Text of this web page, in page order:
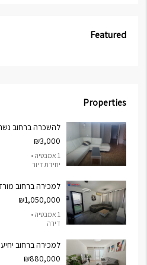
Featured
Properties
להשכרה ברחוב נשר
₪3,000
1 אמבטיה •
יחידת דיור
למכירה ברחוב מורד
₪1,050,000
1 אמבטיה •
דירה
למכירה ברחוב יחיעם
₪880,000